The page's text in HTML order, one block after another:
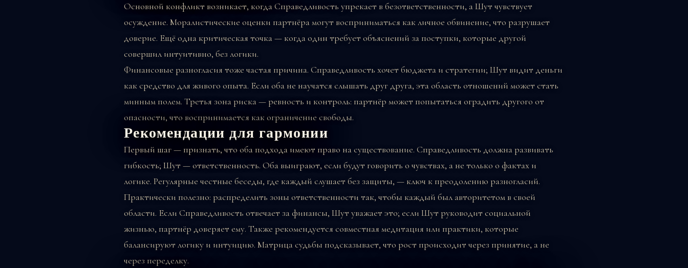
Основной конфликт возникает, когда Справедливость упрекает в безответственности, а Шут чувствует
осуждение. Моралистические оценки партнёра могут восприниматься как личное обвинение, что разрушает
доверие. Ещё одна критическая точка — когда один требует объяснений за поступки, которые другой
совершил интуитивно, без логики.
Финансовые разногласия тоже частая причина. Справедливость хочет бюджета и стратегии; Шут видит деньги
как средство для живого опыта. Если оба не научатся слышать друг друга, эта область отношений может стать
минным полем. Третья зона риска — ревность и контроль: партнёр может попытаться оградить другого от
опасности, что воспринимается как ограничение свободы.
Рекомендации для гармонии
Первый шаг — признать, что оба подхода имеют право на существование. Справедливость должна развивать
гибкость; Шут — ответственность. Оба выиграют, если будут говорить о чувствах, а не только о фактах и
логике. Регулярные честные беседы, где каждый слушает без защиты, — ключ к преодолению разногласий.
Практически полезно: распределить зоны ответственности так, чтобы каждый был авторитетом в своей
области. Если Справедливость отвечает за финансы, Шут уважает это; если Шут руководит социальной
жизнью, партнёр доверяет ему. Также рекомендуется совместная медитация или практики, которые
балансируют логику и интуицию. Матрица судьбы подсказывает, что рост происходит через принятие, а не
через переделку.